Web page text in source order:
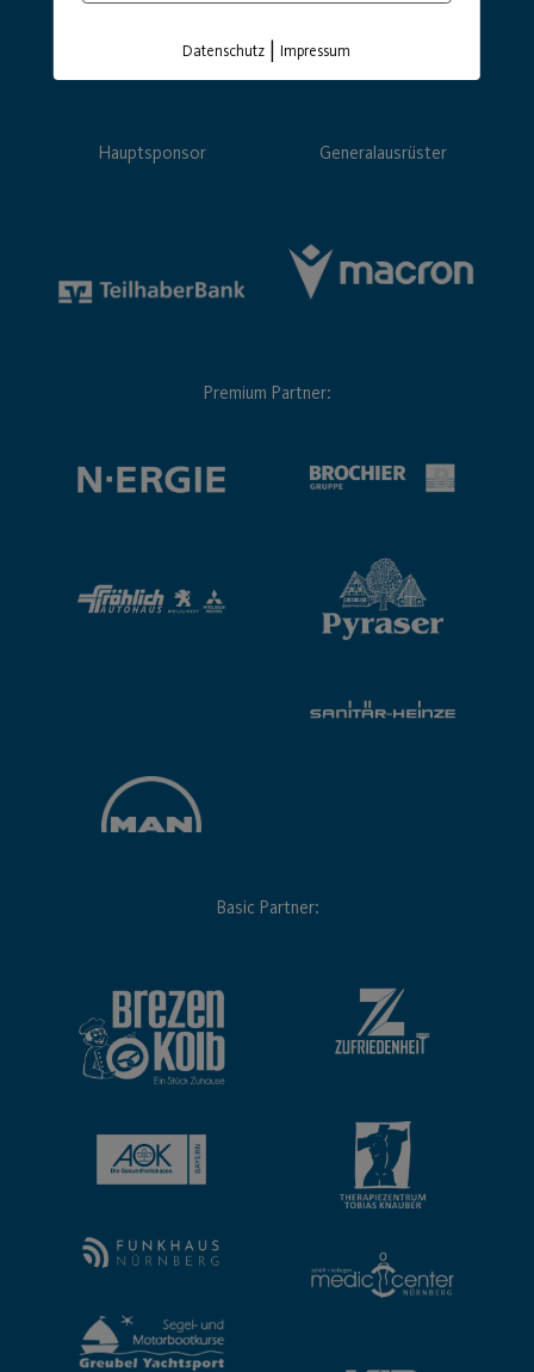
Hauptsponsor Generalausrüster
Premium Partner:
Basic Partner:
Datenschutz |Impressum